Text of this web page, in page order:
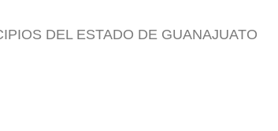
DEL ESTADO DE GUANAJUATO